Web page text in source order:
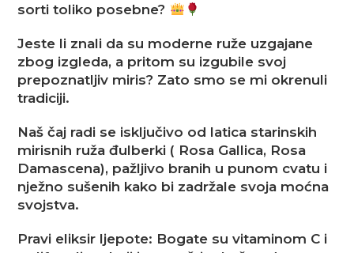
sorti toliko posebne?
Jeste li znali da su moderne ruže uzgajane
zbog izgleda, a pritom su izgubile svoj
prepoznatljiv miris? Zato smo se mi okrenuli
tradiciji.
Naš čaj radi se isključivo od latica starinskih
mirisnih ruža đulberki ( Rosa Gallica, Rosa
Damascena), pažljivo branih u punom cvatu i
nježno sušenih kako bi zadržale svoja moćna
svojstva.
Pravi eliksir ljepote: Bogate su vitaminom C i